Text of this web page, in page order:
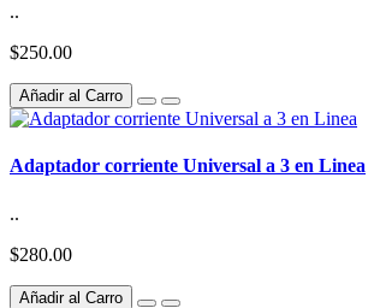
..
$250.00
Añadir al Carro
Adaptador corriente Universal a 3 en Linea
..
$280.00
Añadir al Carro